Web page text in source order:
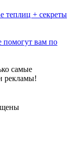
теплиц + секреты
вам по
самые
рекламы!